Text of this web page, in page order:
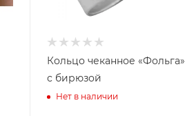
Кольцо чеканное «Фольга»
с бирюзой
Нет в наличии